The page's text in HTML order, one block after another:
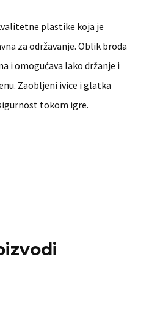
plastike koja je
za održavanje. Oblik broda
i omogućava lako držanje i
Zaobljeni ivice i glatka
tokom igre.